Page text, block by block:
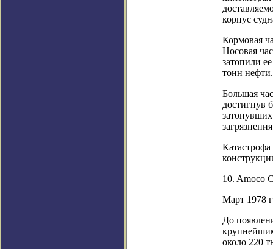
корпус
Кормовая
Носовая
затопили
тонн нефти.
Большая
достигнув
10. Amoco
Март 1978
До
около 220